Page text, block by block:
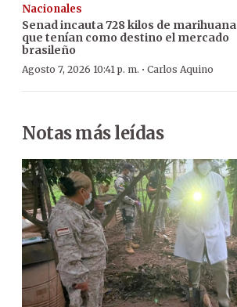
Nacionales
Senad incauta 728 kilos de marihuana
que tenían como destino el mercado
brasileño
Agosto 7, 2026 10:41 p. m. · Carlos Aquino
Notas más leídas